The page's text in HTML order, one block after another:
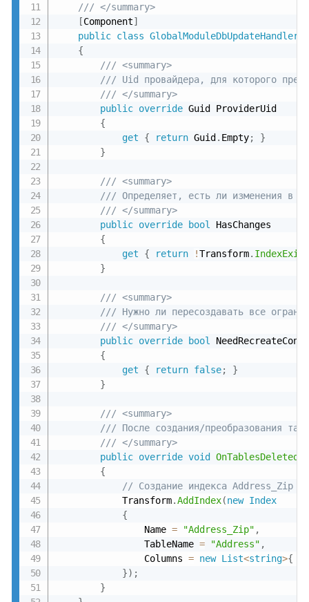
/// </summary>
[Component]
public class GlobalModuleDbUpdateHandler
{
/// <summary>
/// Uid провайдера, для которого
/// </summary>
public override Guid ProviderUid
{
get
{ return Guid . Empty;
}
}
/// <summary>
/// Определяет, есть ли изменения в
/// </summary>
public override bool
HasChanges
{
get
{ return !Transform.
}
/// <summary>
/// Нужно ли пересоздавать все
/// </summary>
public override bool
{
get
{ return false;
}
}
/// <summary>
/// После создания/преобразования
/// </summary>
public override void OnTablesDeleted
{
// Создание индекса Address_Zip
            Transform
.AddIndex(new Index
{
                Name
= "Address_Zip" ,
                TableName
= "Address" ,
                Columns
= new List<string>{
}) ;
}